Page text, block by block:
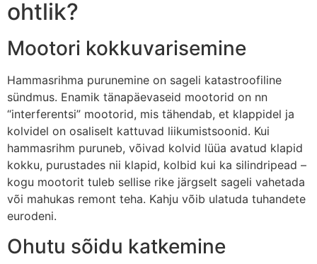
ohtlik?
Mootori kokkuvarisemine
Hammasrihma purunemine on sageli katastroofiline
sündmus. Enamik tänapäevaseid mootorid on nn
“interferentsi” mootorid, mis tähendab, et klappidel ja
kolvidel on osaliselt kattuvad liikumistsoonid. Kui
hammasrihm puruneb, võivad kolvid lüüa avatud klapid
kokku, purustades nii klapid, kolbid kui ka silindripead –
kogu mootorit tuleb sellise rike järgselt sageli vahetada
või mahukas remont teha. Kahju võib ulatuda tuhandete
eurodeni.
Ohutu sõidu katkemine